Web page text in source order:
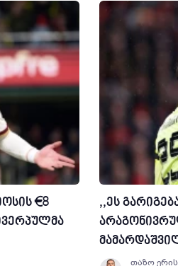
€8
,,ეს
თაზო